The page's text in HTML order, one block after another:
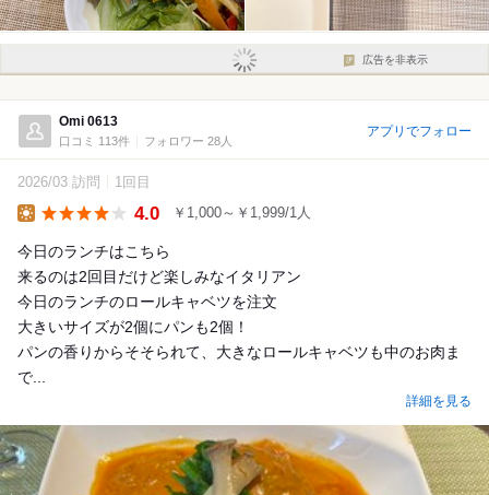
広告を非表示
Omi 0613
口コミ 113件 フォロワー 28人
アプリでフォロー
2026/03 訪問 1回目
4.0 ￥1,000～￥1,999/1人
今日のランチはこちら
来るのは2回目だけど楽しみなイタリアン
今日のランチのロールキャベツを注文
大きいサイズが2個にパンも2個！
パンの香りからそそられて、大きなロールキャベツも中のお肉ま
で...
詳細を見る